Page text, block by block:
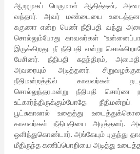
ஆறுமுகப் பெருமாள் ஆதித்தன்,
வந்தார். அவர் மண்டையை உடைத்தனர்
சுகுணா என்ற பெண் நீதிபதி வந்து
சொல்லும்போது காவலர்கள்
இருக்கிறது. நீ நீதிபதி என்று
பேசினர். நீதிபதி சுதந்திரம்,
அவரையும் அடித்தனர்.
நீதிமன்றத்தில் காவலர்கள்
சொல்லுந்தரமன்று நீதிபதி சொர்ண
உட்கார்ந்திருக்கும்போதே
பூட்சுகாலால் உதைத்து
காவலர்கள் நீதிபதியை அடித்தனர்.
ஒளிந்துகொண்டார். அங்கேயும் புகுந்து
மீதிருந்த கணிப்பொறியை அடித்து